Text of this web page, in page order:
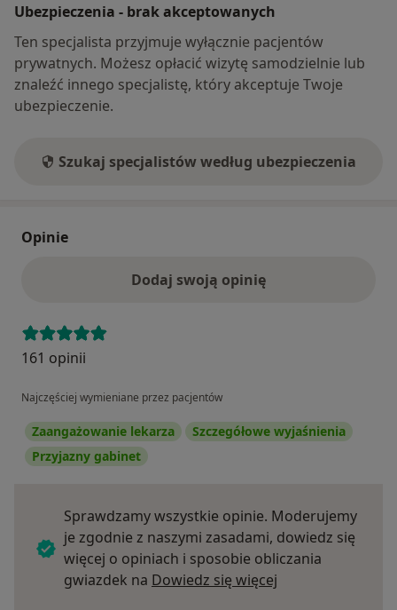
Ubezpieczenia - brak akceptowanych
Ten specjalista przyjmuje wyłącznie pacjentów
prywatnych. Możesz opłacić wizytę samodzielnie lub
znaleźć innego specjalistę, który akceptuje Twoje
ubezpieczenie.
Szukaj specjalistów według ubezpieczenia
Opinie
Dodaj swoją opinię
161 opinii
Najczęściej wymieniane przez pacjentów
Zaangażowanie lekarza
Szczegółowe wyjaśnienia
Przyjazny gabinet
Sprawdzamy wszystkie opinie. Moderujemy
je zgodnie z naszymi zasadami, dowiedz się
więcej o opiniach i sposobie obliczania
gwiazdek na Dowiedz się więcej